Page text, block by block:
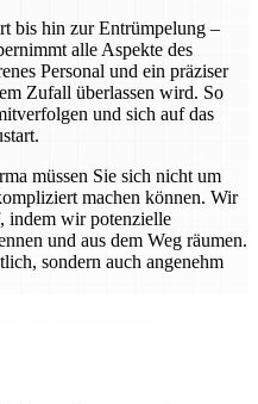
bis hin zur Entrümpelung –
alle Aspekte des
Personal und ein präziser
Zufall überlassen wird. So
und sich auf das
müssen Sie sich nicht um
machen können. Wir
indem wir potenzielle
und aus dem Weg räumen.
sondern auch angenehm